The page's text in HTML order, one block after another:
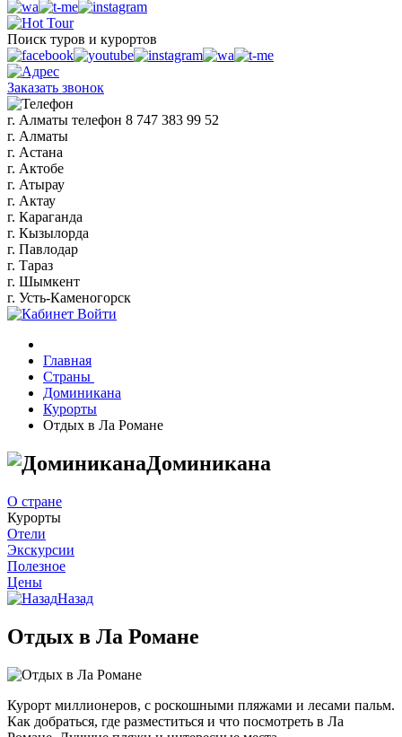
Поиск туров и курортов
Заказать звонок
г. Алматы телефон 8 747 383 99 52
г. Алматы
г. Астана
г. Актобе
г. Атырау
г. Актау
г. Караганда
г. Кызылорда
г. Павлодар
г. Тараз
г. Шымкент
г. Усть-Каменогорск
Войти
Главная
Страны
Доминикана
Курорты
Отдых в Ла Романе
Доминикана
О стране
Курорты
Отели
Экскурсии
Полезное
Цены
Назад
Отдых в Ла Романе
Курорт миллионеров, с роскошными пляжами и лесами пальм.
Как добраться, где разместиться и что посмотреть в Ла